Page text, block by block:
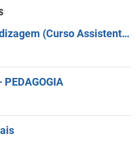
Educador Social - Aprendizagem (Curso Assistente Administrativo)
PEDAGOGIA